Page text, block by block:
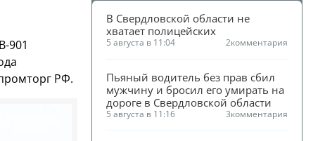
901
РФ.
В Свердловской области не
хватает полицейских
5 августа в 11:04 2комментария
Пьяный водитель без прав сбил
мужчину и бросил его умирать на
дороге в Свердловской области
5 августа в 11:16 3комментария